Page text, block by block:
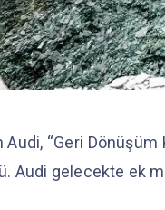
Audi, “Geri
Audi gelecekte ek